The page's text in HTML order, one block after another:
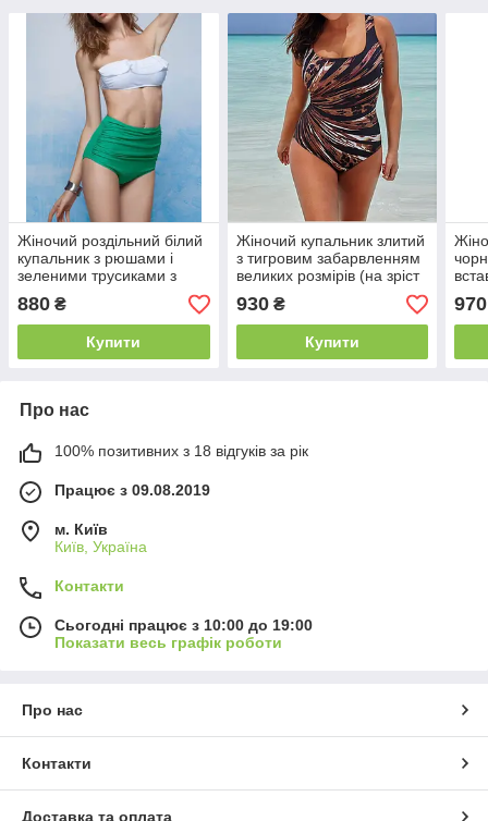
Жіночий роздільний білий
купальник з рюшами і
зеленими трусиками з
високою талією
880 ₴
Купити
Жіночий купальник злитий
з тигровим забарвленням
великих розмірів (на зріст
165см)
930₴
Купити
970
Про нас
100% позитивних з 18 відгуків за рік
Працює з 09.08.2019
м. Київ
Київ, Україна
Контакти
Сьогодні працює з 10:00 до 19:00
Показати весь графік роботи
Про нас
Контакти
Доставка та оплата